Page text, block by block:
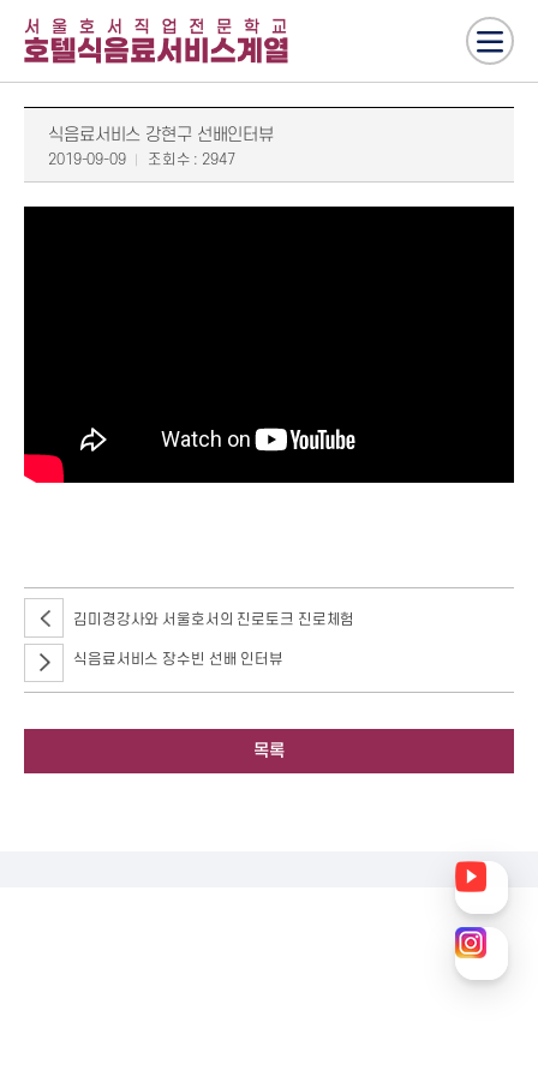
식음료서비스 강현구 선배인터뷰
2019-09-09 조회수 : 2947
김미경강사와 서울호서의 진로토크 진로체험
식음료서비스 장수빈 선배 인터뷰
목록